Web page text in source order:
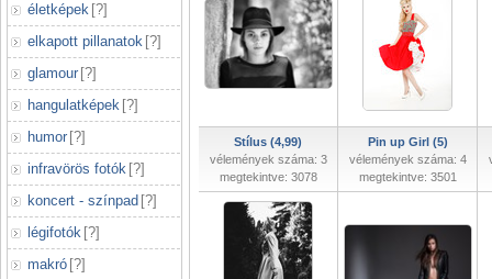
életképek [?]
elkapott pillanatok [?]
glamour [?]
hangulatképek [?]
humor [?]
infravörös fotók [?]
koncert - színpad [?]
légifotók [?]
makró [?]
Stílus (4,99)
vélemények száma: 3
megtekintve: 3078
Pin up Girl (5)
vélemények száma: 4
megtekintve: 3501